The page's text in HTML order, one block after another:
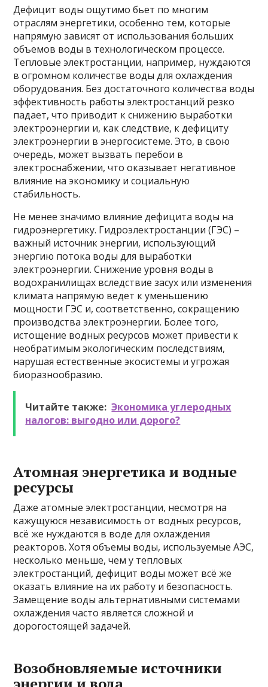
Дефицит воды ощутимо бьет по многим
отраслям энергетики, особенно тем, которые
напрямую зависят от использования больших
объемов воды в технологическом процессе.
Тепловые электростанции, например, нуждаются
в огромном количестве воды для охлаждения
оборудования. Без достаточного количества воды
эффективность работы электростанций резко
падает, что приводит к снижению выработки
электроэнергии и, как следствие, к дефициту
электроэнергии в энергосистеме. Это, в свою
очередь, может вызвать перебои в
электроснабжении, что оказывает негативное
влияние на экономику и социальную
стабильность.
Не менее значимо влияние дефицита воды на
гидроэнергетику. Гидроэлектростанции (ГЭС) –
важный источник энергии, использующий
энергию потока воды для выработки
электроэнергии. Снижение уровня воды в
водохранилищах вследствие засух или изменения
климата напрямую ведет к уменьшению
мощности ГЭС и, соответственно, сокращению
производства электроэнергии. Более того,
истощение водных ресурсов может привести к
необратимым экологическим последствиям,
нарушая естественные экосистемы и угрожая
биоразнообразию.
Читайте также: Экономика углеродных
налогов: выгодно или дорого?
Атомная энергетика и водные
ресурсы
Даже атомные электростанции, несмотря на
кажущуюся независимость от водных ресурсов,
всё же нуждаются в воде для охлаждения
реакторов. Хотя объемы воды, используемые АЭС,
несколько меньше, чем у тепловых
электростанций, дефицит воды может всё же
оказать влияние на их работу и безопасность.
Замещение воды альтернативными системами
охлаждения часто является сложной и
дорогостоящей задачей.
Возобновляемые источники